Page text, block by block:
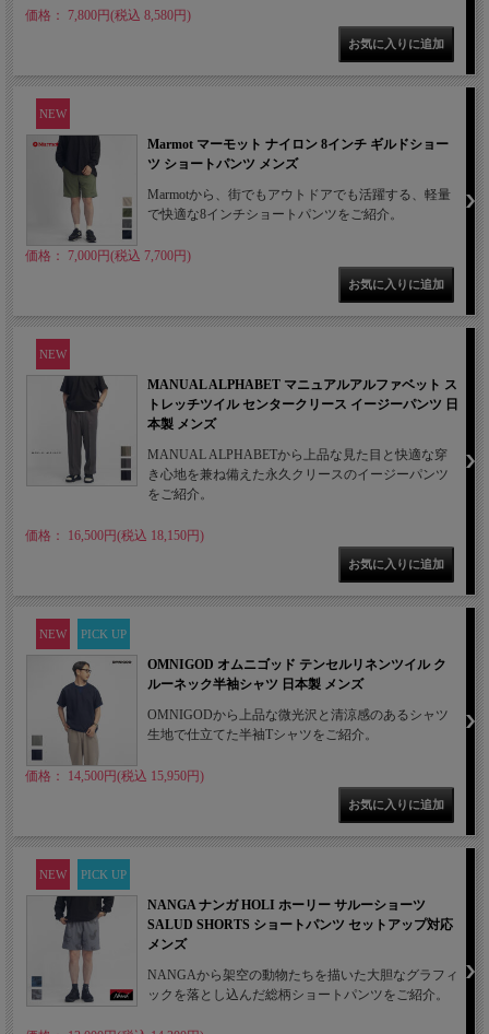
価格： 7,800円(税込 8,580円)
NEW
Marmot マーモット ナイロン 8インチ ギルドショー
ツ ショートパンツ メンズ
Marmotから、街でもアウトドアでも活躍する、軽量
で快適な8インチショートパンツをご紹介。
価格： 7,000円(税込 7,700円)
NEW
MANUAL ALPHABET マニュアルアルファベット ス
トレッチツイル センタークリース イージーパンツ 日
本製 メンズ
MANUAL ALPHABETから上品な見た目と快適な穿
き心地を兼ね備えた永久クリースのイージーパンツ
をご紹介。
価格： 16,500円(税込 18,150円)
NEW PICK UP
OMNIGOD オムニゴッド テンセルリネンツイル ク
ルーネック半袖シャツ 日本製 メンズ
OMNIGODから上品な微光沢と清涼感のあるシャツ
生地で仕立てた半袖Tシャツをご紹介。
価格： 14,500円(税込 15,950円)
NEW PICK UP
NANGA ナンガ HOLI ホーリー サルーショーツ
SALUD SHORTS ショートパンツ セットアップ対応
メンズ
NANGAから架空の動物たちを描いた大胆なグラフィ
ックを落とし込んだ総柄ショートパンツをご紹介。